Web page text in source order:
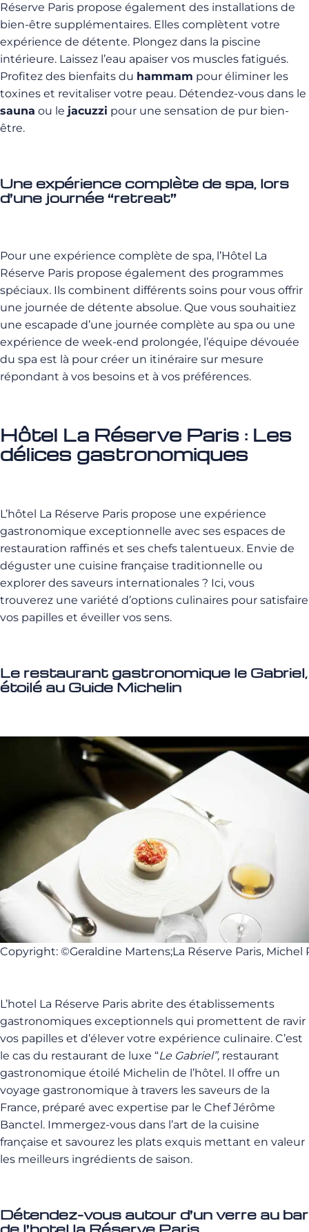
Réserve Paris propose également des installations de
bien-être supplémentaires. Elles complètent votre
expérience de détente. Plongez dans la piscine
intérieure. Laissez l’eau apaiser vos muscles fatigués.
Profitez des bienfaits du hammam pour éliminer les
toxines et revitaliser votre peau. Détendez-vous dans le
sauna ou le jacuzzi pour une sensation de pur bien-
être.
Une expérience complète de spa, lors
d’une journée “retreat”
Pour une expérience complète de spa, l’Hôtel La
Réserve Paris propose également des programmes
spéciaux. Ils combinent différents soins pour vous offrir
une journée de détente absolue. Que vous souhaitiez
une escapade d’une journée complète au spa ou une
expérience de week-end prolongée, l’équipe dévouée
du spa est là pour créer un itinéraire sur mesure
répondant à vos besoins et à vos préférences.
Hôtel La Réserve Paris : Les
délices gastronomiques
L’hôtel La Réserve Paris propose une expérience
gastronomique exceptionnelle avec ses espaces de
restauration raffinés et ses chefs talentueux. Envie de
déguster une cuisine française traditionnelle ou
explorer des saveurs internationales ? Ici, vous
trouverez une variété d’options culinaires pour satisfaire
vos papilles et éveiller vos sens.
Le restaurant gastronomique le Gabriel,
étoilé au Guide Michelin
Copyright: ©Geraldine Martens;La Réserve Paris,
L’hotel La Réserve Paris abrite des établissements
gastronomiques exceptionnels qui promettent de ravir
vos papilles et d’élever votre expérience culinaire. C’est
le cas du restaurant de luxe “Le Gabriel”, restaurant
gastronomique étoilé Michelin de l’hôtel. Il offre un
voyage gastronomique à travers les saveurs de la
France, préparé avec expertise par le Chef Jérôme
Banctel. Immergez-vous dans l’art de la cuisine
française et savourez les plats exquis mettant en valeur
les meilleurs ingrédients de saison.
Détendez-vous autour d’un verre au bar